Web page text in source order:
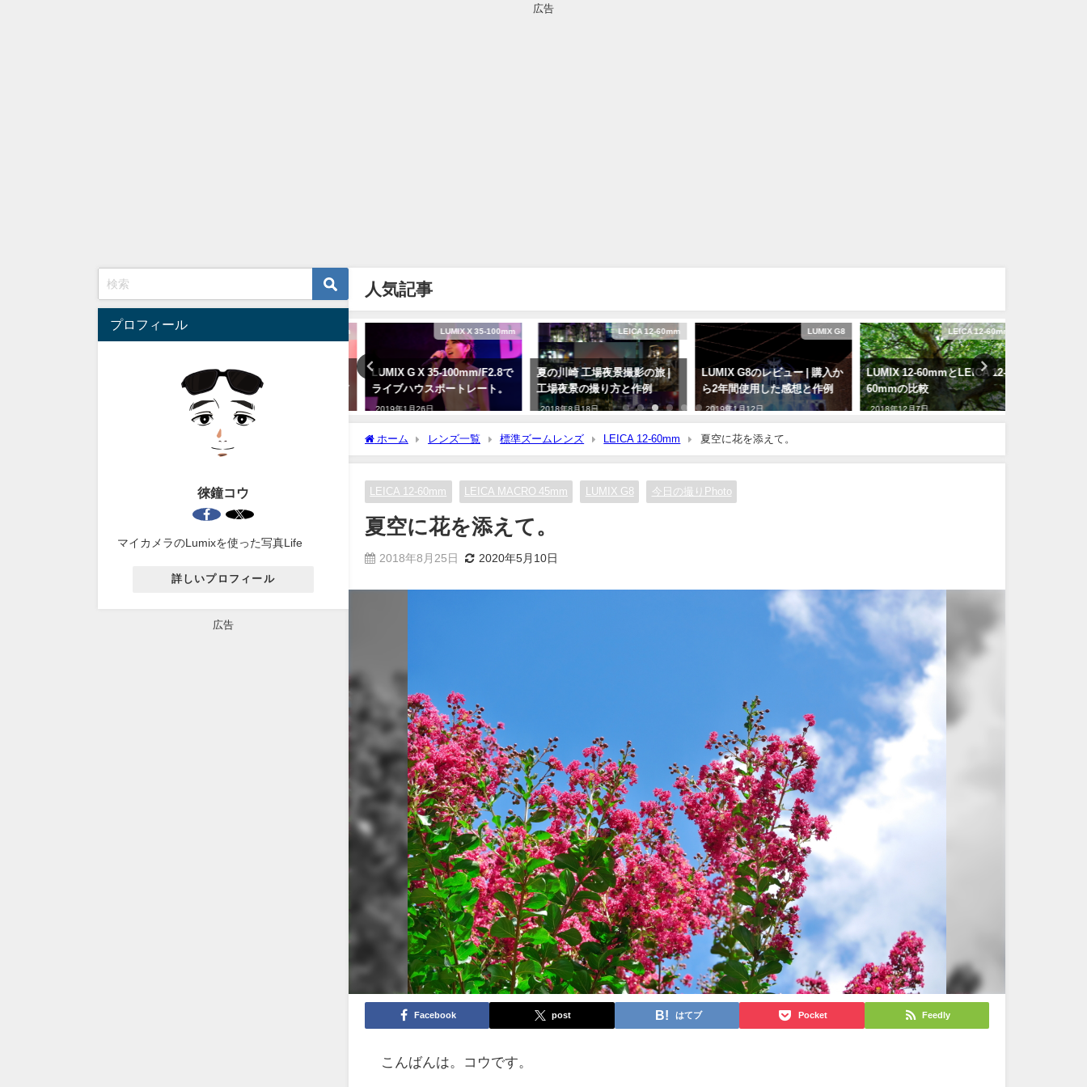
広告
人気記事
LEICA MACRO 45mm
LUMIX G X VARIO 35-
100mm/F2.8mmでクローズア
ップレンズを使ってみた。
2019年2月28日
LUMIX X 35-100mm
LUMIX G X 35-100mm/F2.8で
ライブハウスポートレート。
2019年1月26日
LEICA 12-60mm
夏の川崎 工場夜景撮影の旅 |
工場夜景の撮り方と作例
2018年8月18日
LUMIX G8
LUMIX G8のレビュー | 購入か
ら2年間使用した感想と作例
2019年1月12日
LEICA 12-60mm
LUMIX 12-60mmとLEICA 12-
60mmの比較
2018年12月7日
ホーム レンズ一覧 標準ズームレンズ LEICA 12-60mm 夏空に花を添えて。
LEICA 12-60mm LEICA MACRO 45mm LUMIX G8 今日の撮りPhoto
夏空に花を添えて。
2018年8月25日 2020年5月10日
Facebook post はてブ Pocket Feedly
こんばんは。コウです。
プロフィール
徠鐘コウ
マイカメラのLumixを使った写真Life
詳しいプロフィール
広告